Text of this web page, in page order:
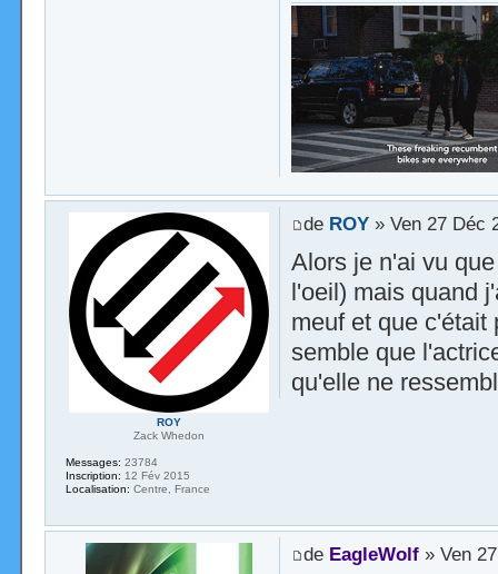
de ROY» Ven 27 Déc
Alors je n'ai vu
l'oeil) mais quand
meuf et que c'était
semble que
qu'elle ne
ROY
Zack Whedon
Messages: 23784
Inscription: 12 Fév 2015
Localisation: Centre, France
de EagleWolf» Ven